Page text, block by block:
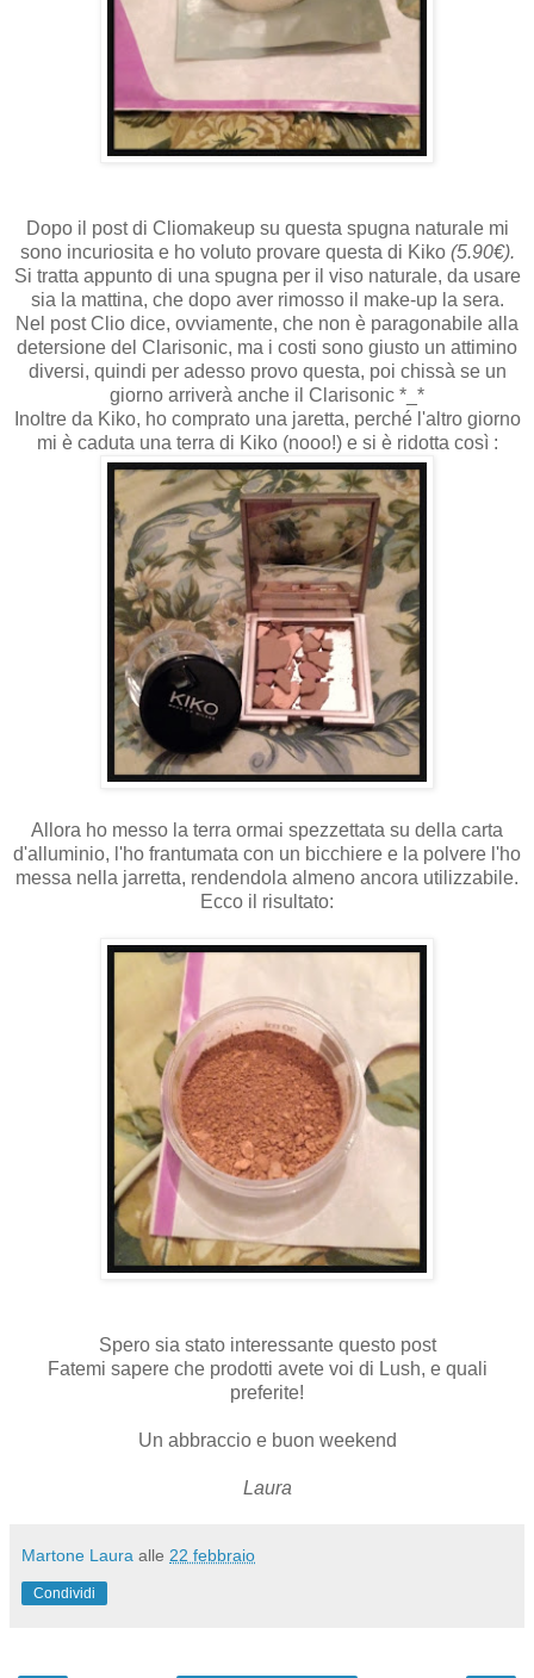
Dopo il post di Cliomakeup su questa spugna naturale mi
sono incuriosita e ho voluto provare questa di Kiko (5.90€).
Si tratta appunto di una spugna per il viso naturale, da usare
sia la mattina, che dopo aver rimosso il make-up la sera.
Nel post Clio dice, ovviamente, che non è paragonabile alla
detersione del Clarisonic, ma i costi sono giusto un attimino
diversi, quindi per adesso provo questa, poi chissà se un
giorno arriverà anche il Clarisonic *_*
Inoltre da Kiko, ho comprato una jaretta, perché l'altro giorno
mi è caduta una terra di Kiko (nooo!) e si è ridotta così :
Allora ho messo la terra ormai spezzettata su della carta
d'alluminio, l'ho frantumata con un bicchiere e la polvere l'ho
messa nella jarretta, rendendola almeno ancora utilizzabile.
Ecco il risultato:
Spero sia stato interessante questo post
Fatemi sapere che prodotti avete voi di Lush, e quali
preferite!
Un abbraccio e buon weekend
Laura
Martone Laura alle 22 febbraio
Condividi